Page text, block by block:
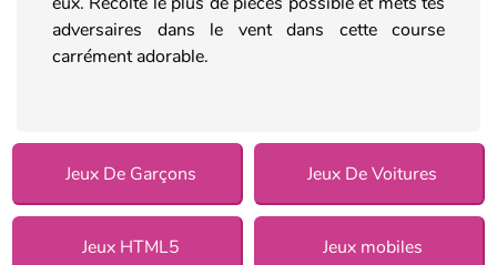
adversaires dans le vent dans cette course
carrément adorable.
Jeux De Garçons Jeux De Voitures
Jeux HTML5 Jeux mobiles